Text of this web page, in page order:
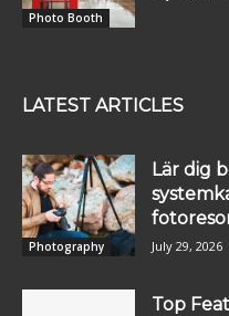
Photo Booth
LATEST ARTICLES
Photography
Lär dig
July 29, 2026
Top